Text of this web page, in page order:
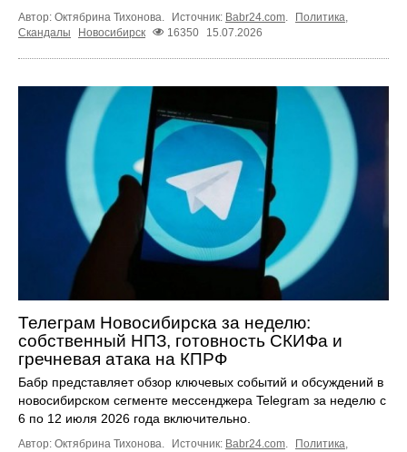
Автор: Октябрина Тихонова. Источник: Babr24.com Политика
Скандалы
Новосибирск 16350 15.07.2026
Телеграм Новосибирска за неделю:
собственный НПЗ, готовность СКИФа и
гречневая атака на КПРФ
Бабр представляет обзор ключевых событий и обсуждений в
новосибирском сегменте мессенджера Telegram за неделю с
6 по 12 июля 2026 года включительно.
Автор: Октябрина Тихонова. Источник: Babr24.com. Политика,